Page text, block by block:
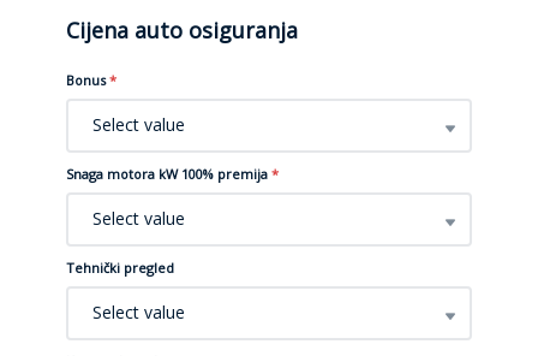
Cijena auto osiguranja
Bonus *
Select value
Snaga motora kW 100% premija *
Select value
Tehnički pregled
Select value